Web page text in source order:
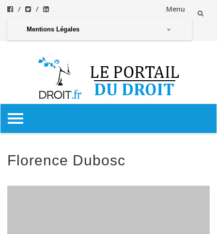
Menu
Mentions Légales
Florence Dubosc